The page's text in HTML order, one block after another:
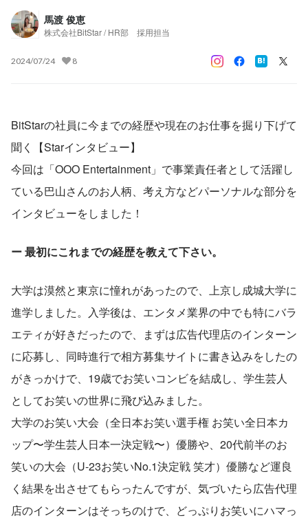
馬渡 俊恵
株式会社BitStar / HR部 採用担当
2024/07/24 8
BitStarの社員に今までの経歴や現在のお仕事を掘り下げて
聞く【Starインタビュー】
今回は「OOO Entertainment」で事業責任者として活躍し
ている巴山さんのお人柄、考え方などパーソナルな部分を
インタビューをしました！
ー 最初にこれまでの経歴を教えて下さい。
大学は漠然と東京に憧れがあったので、上京し成城大学に
進学しました。入学後は、エンタメ業界の中でも特にバラ
エティが好きだったので、まずは広告代理店のインターン
に応募し、同時進行で相方募集サイトに書き込みをしたの
がきっかけで、19歳でお笑いコンビを結成し、学生芸人
としてお笑いの世界に飛び込みました。
大学のお笑い大会（全日本お笑い選手権 お笑い全日本カ
ップ〜学生芸人日本一決定戦〜）優勝や、20代前半のお
笑いの大会（U-23お笑いNo.1決定戦 笑才）優勝など運良
く結果を出させてもらったんですが、気づいたら広告代理
店のインターンはそっちのけで、どっぷりお笑いにハマっ